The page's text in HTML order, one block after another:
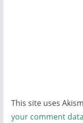
This site uses
your comment